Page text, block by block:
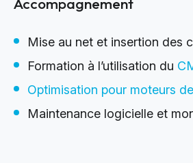
Mise au net et insertion des
Formation à l’utilisation du
Optimisation pour moteurs
Maintenance logicielle et